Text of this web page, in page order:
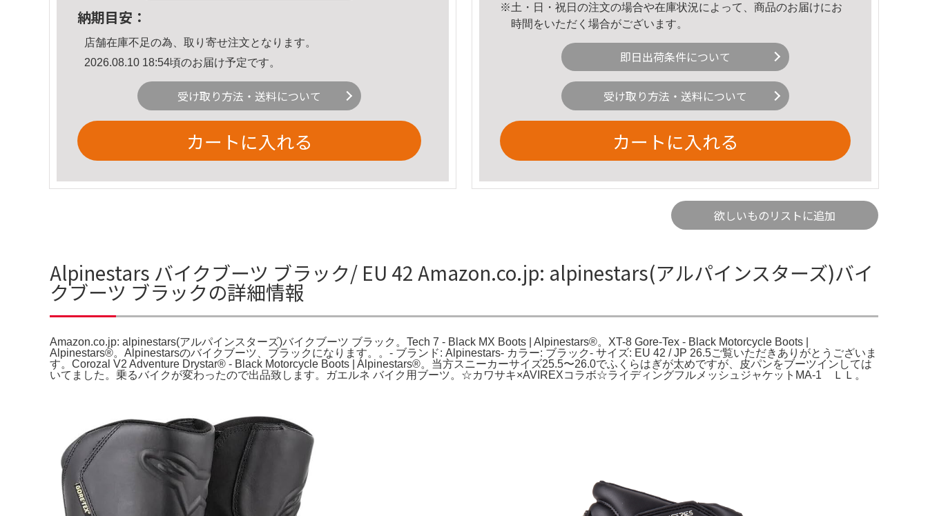
納期目安：
店舗在庫不足の為、取り寄せ注文となります。
2026.08.10 18:54頃のお届け予定です。
受け取り方法・送料について
カートに入れる
※土・日・祝日の注文の場合や在庫状況によって、商品のお届けにお
時間をいただく場合がございます。
即日出荷条件について
受け取り方法・送料について
カートに入れる
欲しいものリストに追加
Alpinestars バイクブーツ ブラック/ EU 42 Amazon.co.jp: alpinestars(アルパインスターズ)バイ
クブーツ ブラックの詳細情報
Amazon.co.jp: alpinestars(アルパインスターズ)バイクブーツ ブラック。Tech 7 - Black MX Boots | Alpinestars®。XT-8 Gore-Tex - Black Motorcycle Boots |
Alpinestars®。Alpinestarsのバイクブーツ、ブラックになります。。- ブランド: Alpinestars- カラー: ブラック- サイズ: EU 42 / JP 26.5ご覧いただきありがとうございま
す。Corozal V2 Adventure Drystar® - Black Motorcycle Boots | Alpinestars®。当方スニーカーサイズ25.5〜26.0でふくらはぎが太めですが、皮パンをブーツインしては
いてました。乗るバイクが変わったので出品致します。ガエルネ バイク用ブーツ。☆カワサキ×AVIREXコラボ☆ライディングフルメッシュジャケットMA-1 ＬＬ。